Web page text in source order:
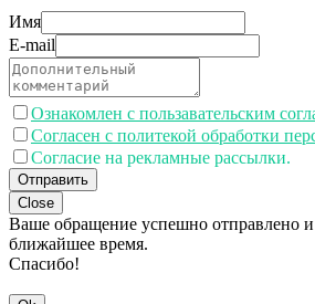
Имя
E-mail
Ознакомлен с пользавательским
Согласен с политекой обработки
Согласие на рекламные рассылки.
Отправить
Close
Ваше обращение успешно отправлено и
ближайшее время.
Спасибо!